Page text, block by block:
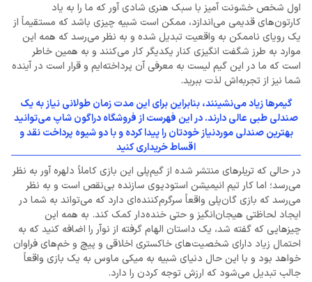
اول شخص خشونت آمیز با سبک هنری شادی آور که ما را به یاد
کارتون‌های قدیمی می‌اندازد، ممکن است شبیه چیزی باشد که مستقیماً از
یک رویای ناممکن به واقعیت تبدیل شده و به نظر می‌رسد که همه این
موارد به طرز شگفت انگیزی کنار یکدیگر کار می‌کنند و به همین خاطر
است که ما در این گیم لیست به معرفی آن پرداخته‌ایم و قرار است در آینده
شما نیز از تجربه‌اش لذت ببرید.
گیمرها زیاد می‌نشینند، بنابراین برای این مدت زمان طولانی نیاز به یک
صندلی طبی عالی دارند. در این فهرست از فروشگاه دراگون شاپ می‌توانید
بهترین صندلی موردنیاز خودتان را پیدا کرده و با دو شیوه پرداخت نقد و
اقساط خریداری کنید
در حالی که تریلرهای منتشر شده از گیم‌پلی این بازی کاملاً دلهره آور به نظر
می‌رسد؛ اما کار تیم انیمیشن استودیوی سازنده بی‌نقص است و به نظر
می‌رسد که بازی گان‌پلی واقعاً سرگرم‌کننده‌ای دارد که می‌تواند به شما در
ایجاد لحاظتی هیجان‌انگیز و حتی خنده‌دار کمک کند. به همه این
چیزهایی که گفته شد، یک داستان الهام گرفته از نوآر را اضافه کنید که به
احتمال زیاد دارای شخصیت‌های خاکستری اخلاقی و پیچ و خم‌های فراوان
خواهد بود و با این حال دنیای شبیه به میکی ماوس به یک بازی واقعاً
جالب تبدیل می‌شود که ارزش توجه کردن را دارد.